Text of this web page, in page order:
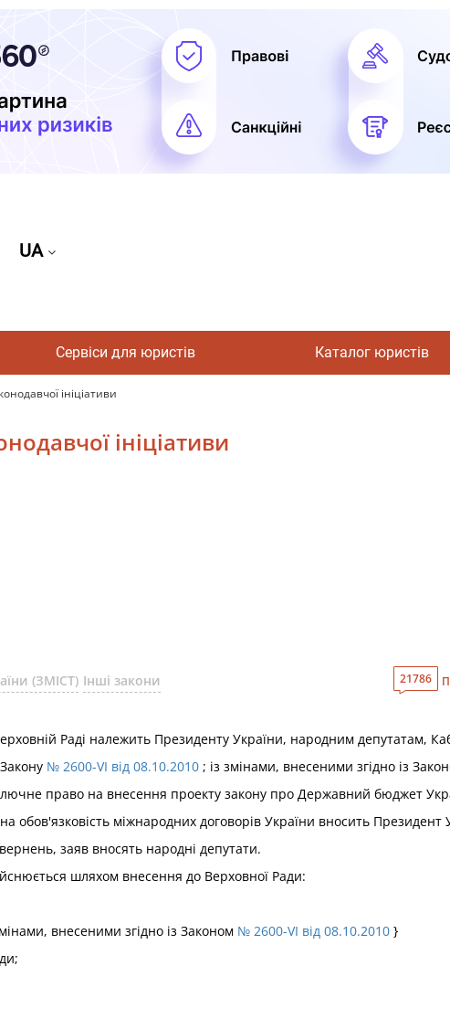
UA
Сервіси для юристів Каталог юристів
ініціативи
ініціативи
(ЗМІСТ) Інші закони 21786
Раді належить Президенту України, народним депутатам,
№ 2600-VI від 08.10.2010 ; із змінами, внесеними згідно із
право на внесення проекту закону про Державний бюджет
обов'язковість міжнародних договорів України вносить Президент
заяв вносять народні депутати.
шляхом внесення до Верховної Ради:
внесеними згідно із Законом № 2600-VI від 08.10.2010 }